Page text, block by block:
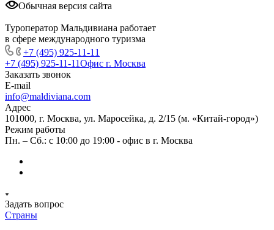
Обычная версия сайта
Туроператор Мальдивиана работает
в сфере международного туризма
+7 (495) 925-11-11
+7 (495) 925-11-11Офис г. Москва
Заказать звонок
E-mail
info@maldiviana.com
Адрес
101000, г. Москва, ул. Маросейка, д. 2/15 (м. «Китай-город»)
Режим работы
Пн. – Сб.: с 10:00 до 19:00 - офис в г. Москва
Задать вопрос
Страны